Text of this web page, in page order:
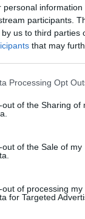
personal
participants.
us to third parties
that may
Processing Opt
out of the Sharing of
out of the Sale of my
out of processing my
for Targeted
e
Erisa
çdo